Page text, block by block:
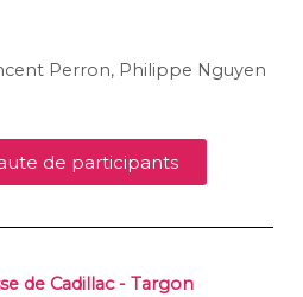
Perron, Philippe Nguyen
de participants
de Cadillac - Targon